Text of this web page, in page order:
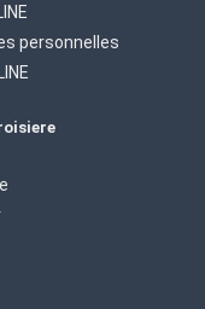
personnelles